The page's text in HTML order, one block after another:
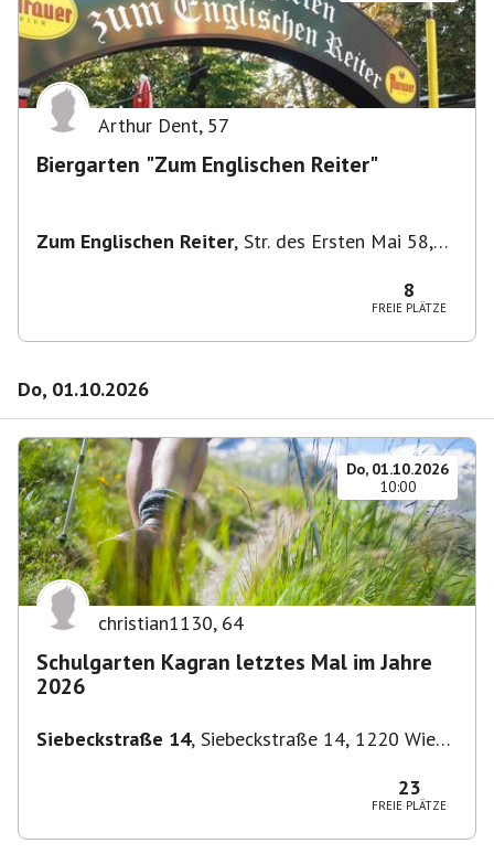
Arthur Dent, 57
Biergarten "Zum Englischen Reiter"
Zum Englischen Reiter, Str. des Ersten Mai 58,
8
FREIE PLÄTZE
Do, 01.10.2026
Do, 01.10.2026
10:00
christian1130, 64
Schulgarten Kagran letztes Mal im Jahre
2026
Siebeckstraße 14, Siebeckstraße 14, 1220 Wien,
23
FREIE PLÄTZE